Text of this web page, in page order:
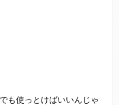
も使っとけばいいんじゃ